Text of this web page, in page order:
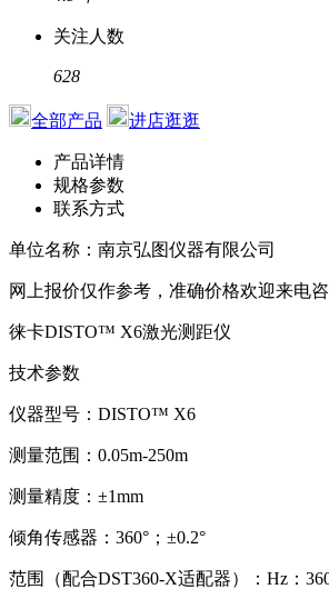
关注人数
628
全部产品 进店逛逛
产品详情
规格参数
联系方式
单位名称：南京弘图仪器有限公司
网上报价仅作参考，准确价格欢迎来电
徕卡DISTO™ X6激光测距仪
技术参数
仪器型号： DISTO™ X6
测量范围： 0.05m-250m
测量精度：±1mm
倾角传感器： 360°；±0.2°
范围（配合DST360-X适配器）： Hz ：